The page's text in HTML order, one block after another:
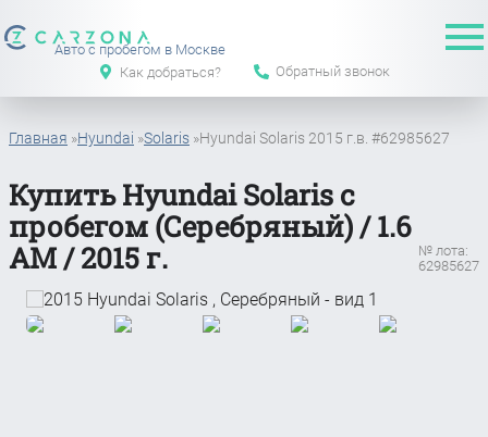
Авто с пробегом в Москве
Как добраться?
Обратный звонок
Главная »Hyundai »Solaris »Hyundai Solaris 2015 г.в. #62985627
Купить Hyundai Solaris с
пробегом (Серебряный) / 1.6
АМ / 2015 г.
№ лота:
62985627